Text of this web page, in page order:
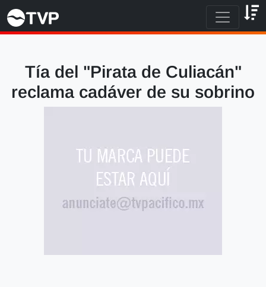
Tía del "Pirata de Culiacán"
reclama cadáver de su sobrino